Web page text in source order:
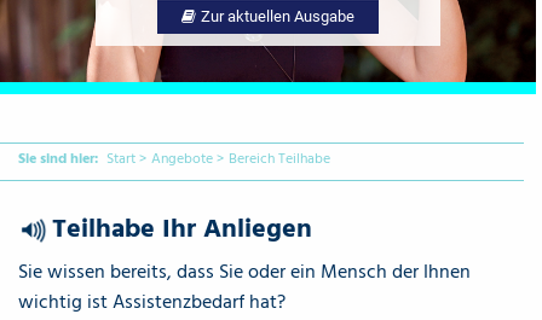
Zur aktuellen Ausgabe
Sie sind hier: Start> Angebote> Bereich Teilhabe
{Play}Teilhabe Ihr Anliegen
Sie wissen bereits, dass Sie oder ein Mensch der Ihnen
wichtig ist Assistenzbedarf hat?